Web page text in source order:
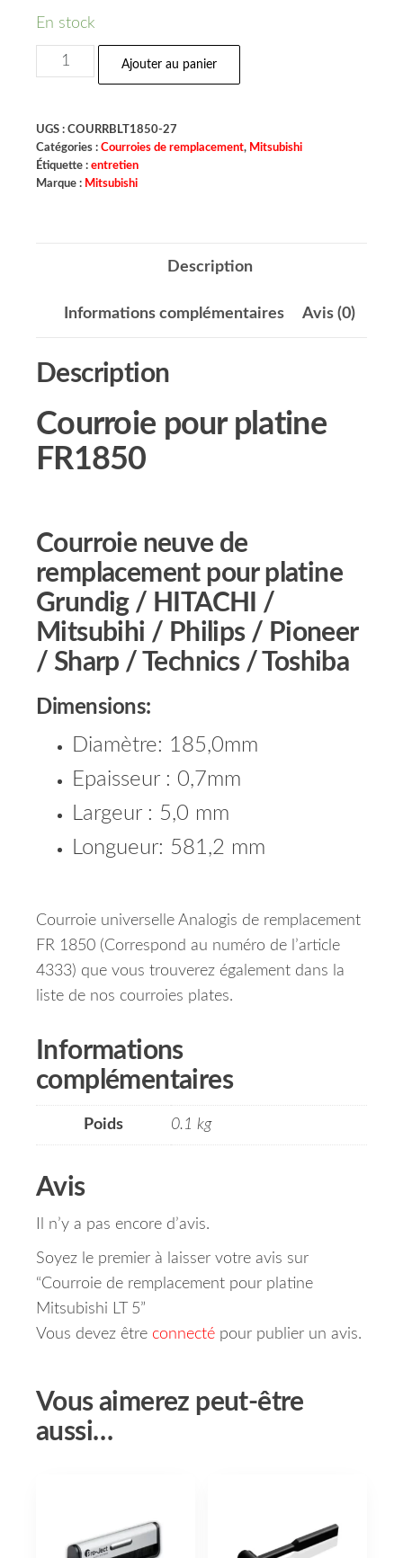
En stock
Ajouter au panier
UGS : COURRBLT1850-27
Catégories : Courroies de remplacement, Mitsubishi
Étiquette : entretien
Marque : Mitsubishi
Description
Informations complémentaires Avis (0)
Description
Courroie pour platine
FR1850
Courroie neuve de
remplacement pour platine
Grundig / HITACHI /
Mitsubihi / Philips / Pioneer
/ Sharp / Technics / Toshiba
Dimensions:
Diamètre: 185,0mm
Epaisseur : 0,7mm
Largeur : 5,0 mm
Longueur: 581,2 mm
Courroie universelle Analogis de remplacement
FR 1850 (Correspond au numéro de l’article
4333) que vous trouverez également dans la
liste de nos courroies plates.
Informations
complémentaires
Poids 0.1 kg
Avis
Il n’y a pas encore d’avis.
Soyez le premier à laisser votre avis sur
“Courroie de remplacement pour platine
Mitsubishi LT 5”
Vous devez être connecté pour publier un avis.
Vous aimerez peut-être
aussi…